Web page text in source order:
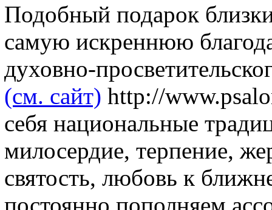
Подобный подарок
самую искреннюю
духовно-
(см. сайт) http://
себя национальные
милосердие, терпение,
святость, любовь к
постоянно пополняем